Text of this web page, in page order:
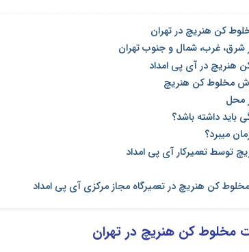
کن هنریچ در تهران
غرب، شمال و جنوب تهران
هنریچ در آی پی امداد
مخلوط کن هنریچ
محل
باید داشته باشد؟
میبرد؟
توسط تعمیرکار آی پی امداد
کن هنریچ در تعمیرگاه مجاز مرکزی آی پی امداد
مخلوط کن هنریچ در تهران